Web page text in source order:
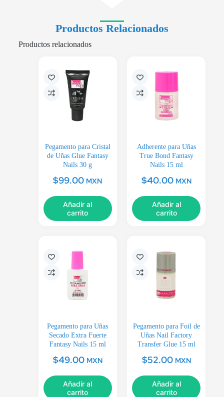
Productos Relacionados
Productos relacionados
Pegamento para Cristal
de Uñas Glue Fantasy
Nails 30 g
$99.00 MXN
Añadir al
carrito
Adherente para Uñas
True Bond Fantasy
Nails 15 ml
$40.00 MXN
Añadir al
carrito
Pegamento para Uñas
Secado Extra Fuerte
Fantasy Nails 15 ml
$49.00 MXN
Añadir al
carrito
Pegamento para Foil de
Uñas Nail Factory
Transfer Glue 15 ml
$52.00 MXN
Añadir al
carrito